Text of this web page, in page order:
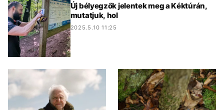
Új bélyegzők jelentek meg a Kéktúrán,
mutatjuk, hol
2025.5.10 11:25